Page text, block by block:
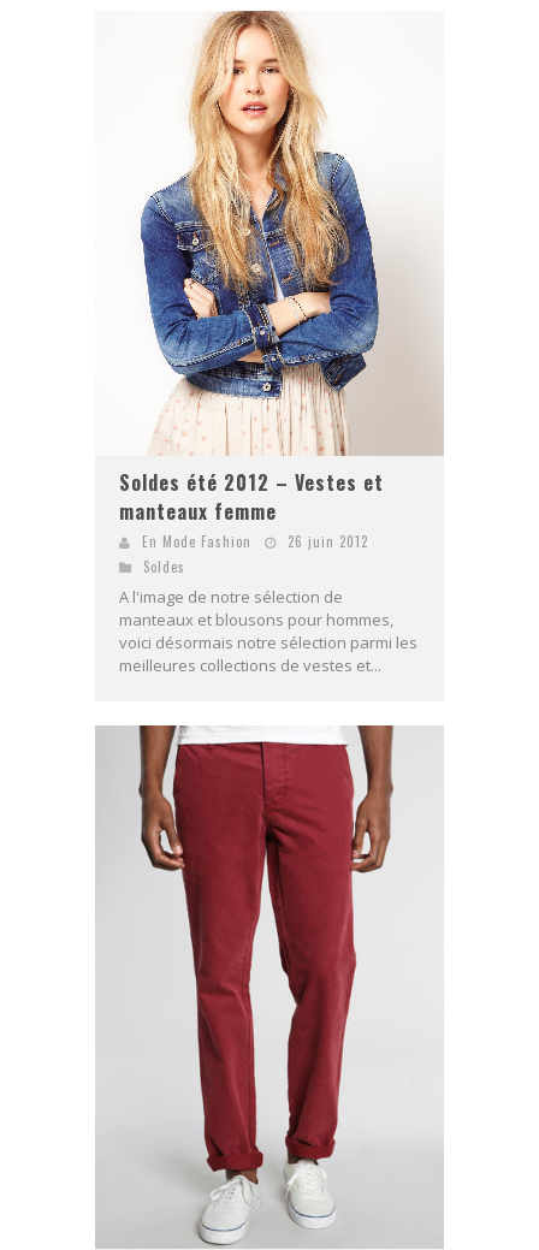
Soldes été 2012 – Vestes et
manteaux femme
En Mode Fashion
26 juin 2012
Soldes
A l'image de notre sélection de
manteaux et blousons pour hommes,
voici désormais notre sélection parmi les
meilleures collections de vestes et...